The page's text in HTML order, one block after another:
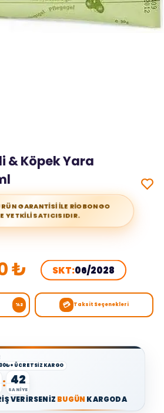
& Köpek Yara
GARANTİSİ İLE RİOBONGO
YETKİLİ SATICISIDIR.
₺ SKT:06/2028
%2 💳 Taksit Seçenekleri
ÜCRETSİZ KARGO
: 41
SANİYE
VERİRSENİZ BUGÜN KARGODA